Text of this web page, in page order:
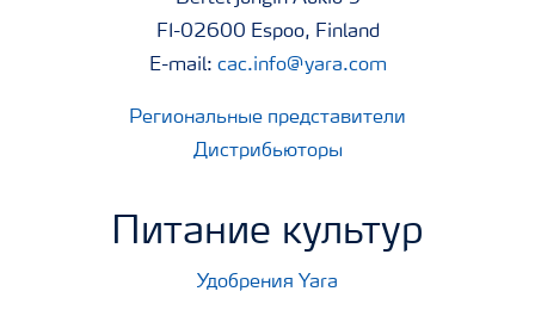
FI-02600 Espoo, Finland
E-mail: cac.info@yara.com
Региональные представители
Дистрибьюторы
Питание культур
Удобрения Yara